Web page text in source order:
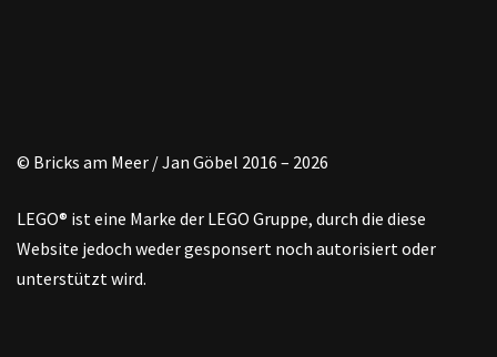
© Bricks am Meer / Jan Göbel 2016 – 2026
LEGO® ist eine Marke der LEGO Gruppe, durch die diese
Website jedoch weder gesponsert noch autorisiert oder
unterstützt wird.